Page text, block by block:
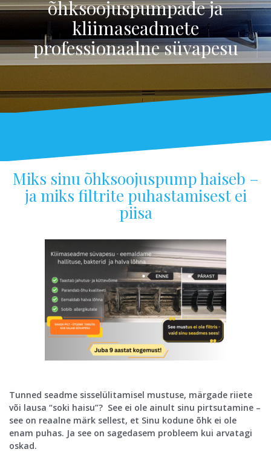
õhksoojuspumpade ja
kliimaseadmete
professionaalne süvapesu
Miks sinu õhksoojuspump haiseb –
ja miks filtrite puhastamisest ei
piisa
Tunned seadme sisselülitamisel mustuse, märgade riiete
või lausa “soki haisu”? See ei ole ainult sinu pirtsutamine –
see on reaalne märk sellest, et Sinu kodune õhk ei ole
enam puhas. Ja see on sagedasem probleem kui arvatagi
oskad.